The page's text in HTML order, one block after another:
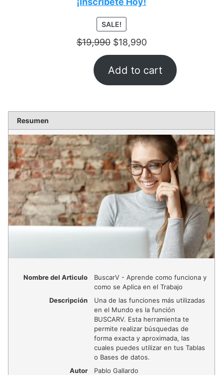
SALE!
ON
SALE
$19,990 $18,990
Add to cart
Resumen
Nombre del Articulo
BuscarV - Aprende como funciona y
como se Aplica en el Trabajo
Descripción
Una de las funciones más utilizadas
en el Mundo es la función
BUSCARV. Esta herramienta te
permite realizar búsquedas de
forma exacta y aproximada, las
cuales puedes utilizar en tus Tablas
o Bases de datos.
Autor
Pablo Gallardo